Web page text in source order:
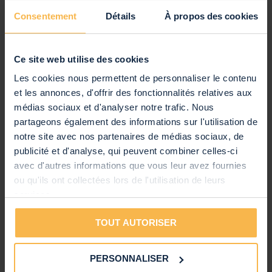
Consentement Détails À propos des cookies
Ce site web utilise des cookies
Les cookies nous permettent de personnaliser le contenu
et les annonces, d'offrir des fonctionnalités relatives aux
médias sociaux et d'analyser notre trafic. Nous
partageons également des informations sur l'utilisation de
notre site avec nos partenaires de médias sociaux, de
publicité et d'analyse, qui peuvent combiner celles-ci
avec d'autres informations que vous leur avez fournies
ou qu'ils ont collectées lors de l'utilisation de leurs
TOUT AUTORISER
PERSONNALISER
FACILE A TRANSPORTER
compact, facile à ranger et à déplacer. Vous pouvez compter sur
variés. Il ne vous posera pas de problème de rangement ou de
Connectique(s)
Connectiques
Jack 3,5 mm
adapter
Oui
Spécifications techniques
Headphone properties
Foldable, Rotating ear cups
Fréquence Maximale
18 000 Hz
Fréquence Minimale
10 Hz
Caractéristiques visuelles